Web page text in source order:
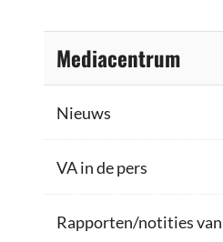
Mediacentrum
Nieuws
VA in de pers
Rapporten/notities van